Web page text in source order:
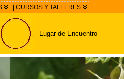
| CURSOS Y TALLERES
Lugar de Encuentro